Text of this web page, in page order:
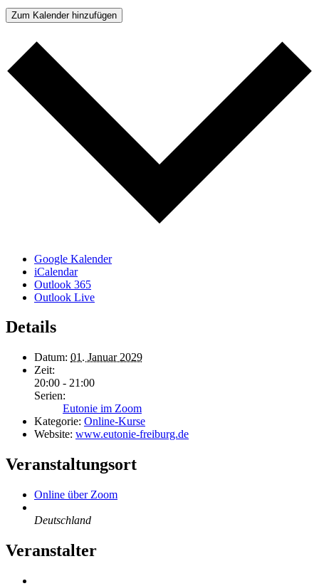
Zum Kalender hinzufügen
Google Kalender
iCalendar
Outlook 365
Outlook Live
Details
Datum: 01. Januar 2029
Zeit:
20:00 - 21:00
Serien:
Eutonie im Zoom
Kategorie: Online-Kurse
Website: www.eutonie-freiburg.de
Veranstaltungsort
Online über Zoom
Deutschland
Veranstalter